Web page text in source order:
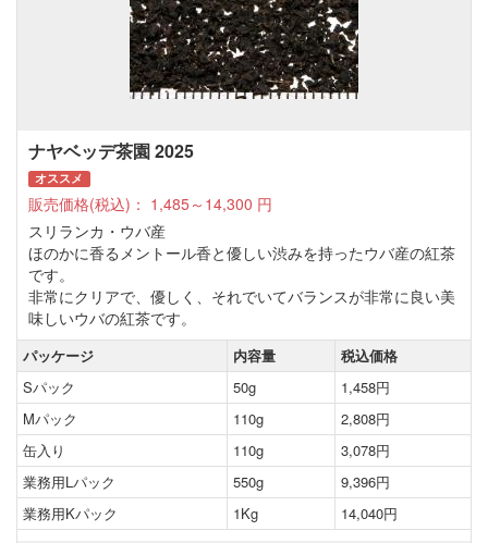
ナヤベッデ茶園 2025
オススメ
販売価格(税込)： 1,485～14,300 円
スリランカ・ウバ産
ほのかに香るメントール香と優しい渋みを持ったウバ産の紅茶
です。
非常にクリアで、優しく、それでいてバランスが非常に良い美
味しいウバの紅茶です。
パッケージ 内容量
税込価格
Sパック
50g
1,458円
Mパック
110g
2,808円
缶入り
110g
3,078円
業務用Lパック
550g
9,396円
業務用Kパック
1Kg 14,040円